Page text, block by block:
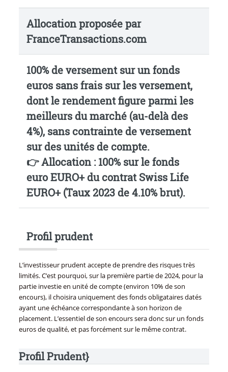
Allocation proposée par
FranceTransactions.com
100% de versement sur unfonds
euros sans frais sur les versement,
dont le rendement figure parmi les
meilleurs du marché (au-delà des
4%), sans contrainte de versement
sur des unités de compte.
👉 Allocation : 100% sur lefonds
euro EURO+ du contrat Swiss Life
EURO+(Taux 2023 de 4.10% brut).
Profil prudent
L’investisseur prudent accepte de prendre des risques très
limités. C’est pourquoi, sur la première partie de 2024, pour la
partie investie en unité de compte (environ 10% de son
encours), il choisira uniquement des fonds obligataires datés
ayant une échéance correspondante à son horizon de
placement. L’essentiel de son encours sera donc sur un fonds
euros de qualité, et pas forcément sur le même contrat.
Profil Prudent}